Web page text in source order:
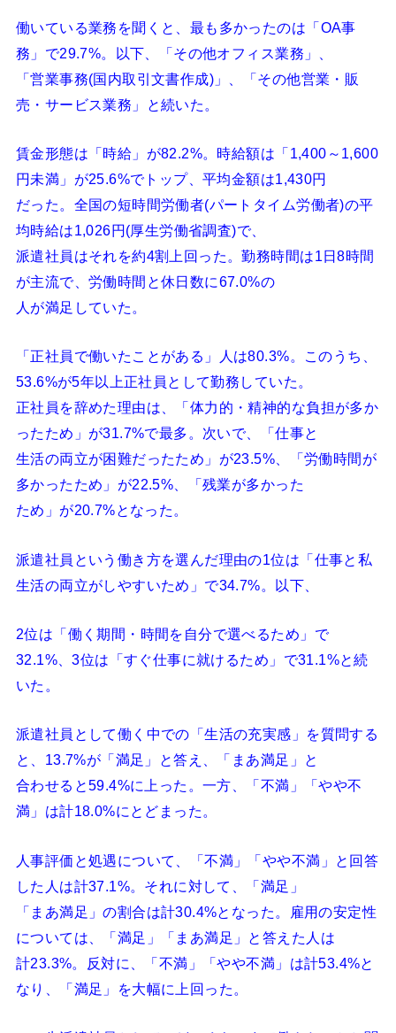
働いている業務を聞くと、最も多かったのは「OA事
務」で29.7%。以下、「その他オフィス業務」、
「営業事務(国内取引文書作成)」、「その他営業・販
売・サービス業務」と続いた。
賃金形態は「時給」が82.2%。時給額は「1,400～1,600
円未満」が25.6%でトップ、平均金額は1,430円
だった。全国の短時間労働者(パートタイム労働者)の平
均時給は1,026円(厚生労働省調査)で、
派遣社員はそれを約4割上回った。勤務時間は1日8時間
が主流で、労働時間と休日数に67.0%の
人が満足していた。
「正社員で働いたことがある」人は80.3%。このうち、
53.6%が5年以上正社員として勤務していた。
正社員を辞めた理由は、「体力的・精神的な負担が多か
ったため」が31.7%で最多。次いで、「仕事と
生活の両立が困難だったため」が23.5%、「労働時間が
多かったため」が22.5%、「残業が多かった
ため」が20.7%となった。
派遣社員という働き方を選んだ理由の1位は「仕事と私
生活の両立がしやすいため」で34.7%。以下、
2位は「働く期間・時間を自分で選べるため」で
32.1%、3位は「すぐ仕事に就けるため」で31.1%と続
いた。
派遣社員として働く中での「生活の充実感」を質問する
と、13.7%が「満足」と答え、「まあ満足」と
合わせると59.4%に上った。一方、「不満」「やや不
満」は計18.0%にとどまった。
人事評価と処遇について、「不満」「やや不満」と回答
した人は計37.1%。それに対して、「満足」
「まあ満足」の割合は計30.4%となった。雇用の安定性
については、「満足」「まあ満足」と答えた人は
計23.3%。反対に、「不満」「やや不満」は計53.4%と
なり、「満足」を大幅に上回った。